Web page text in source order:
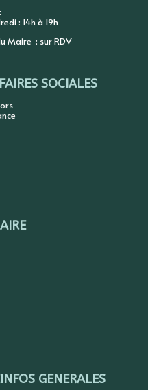
: 14h à 19h
Maire : sur RDV
SOCIALES
INFOS GENERALES